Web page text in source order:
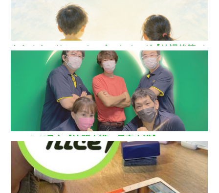
ああるまつりかレインボーウイング【放課後等デ
イサービス】
ひいらぎ足立【訪問介護・居宅介護】